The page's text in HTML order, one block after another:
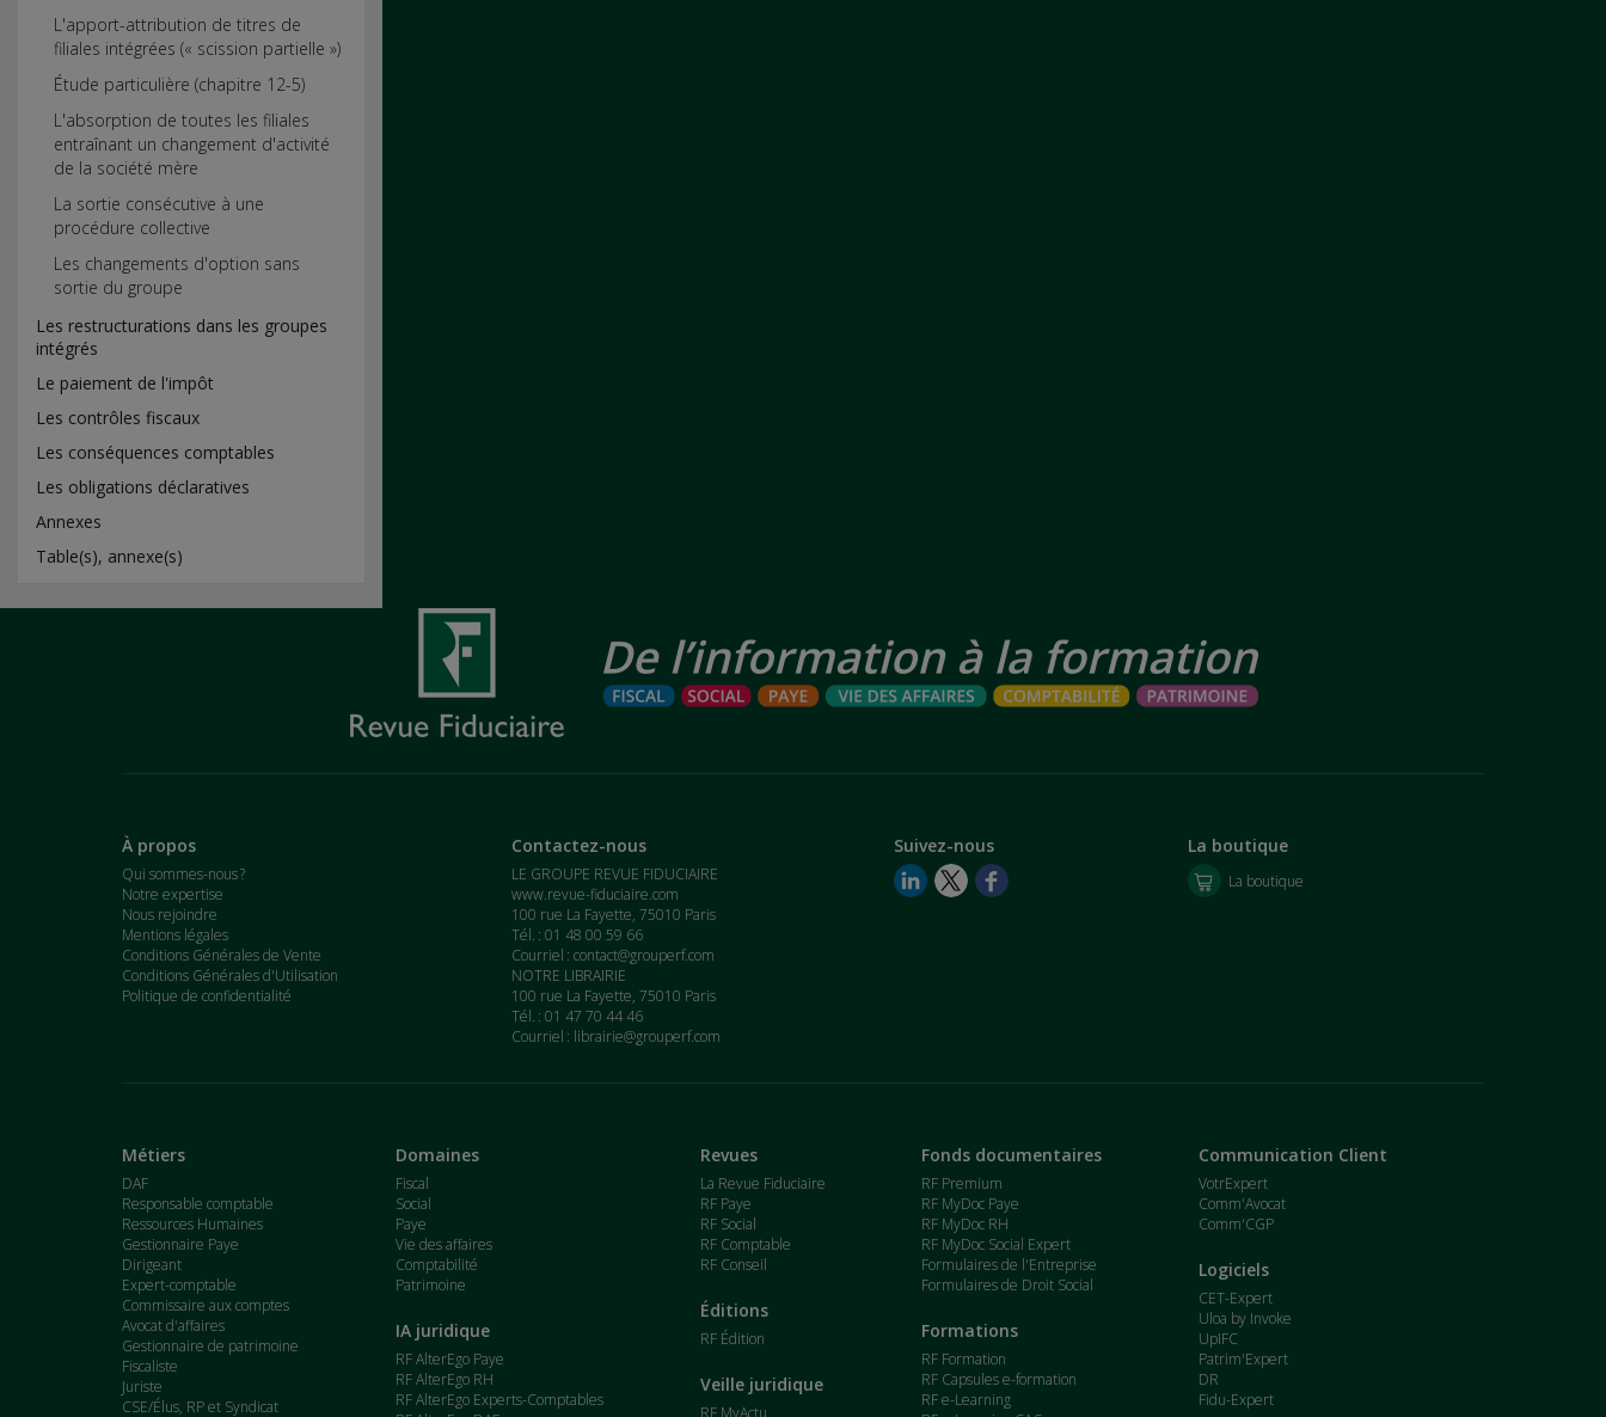
L'apport-attribution de titres de
filiales intégrées (« scission partielle »)
Étude particulière (chapitre 12-5)
L'absorption de toutes les filiales
entraînant un changement d'activité
de la société mère
La sortie consécutive à une
procédure collective
Les changements d'option sans
sortie du groupe
Les restructurations dans les groupes
intégrés
Le paiement de l'impôt
Les contrôles fiscaux
Les conséquences comptables
Les obligations déclaratives
Annexes
Table(s), annexe(s)
À propos
Qui sommes-nous ?
Notre expertise
Nous rejoindre
Mentions légales
Conditions Générales de Vente
Conditions Générales d'Utilisation
Politique de confidentialité
Contactez-nous
LE GROUPE REVUE FIDUCIAIRE
www.revue-fiduciaire.com
100 rue La Fayette, 75010 Paris
Tél. : 01 48 00 59 66
Courriel : contact@grouperf.com
NOTRE LIBRAIRIE
100 rue La Fayette, 75010 Paris
Tél. : 01 47 70 44 46
Courriel : librairie@grouperf.com
Suivez-nous La boutique
La boutique
Métiers
DAF
Responsable comptable
Ressources Humaines
Gestionnaire Paye
Dirigeant
Expert-comptable
Commissaire aux comptes
Avocat d'affaires
Gestionnaire de patrimoine
Fiscaliste
Juriste
CSE/Élus, RP et Syndicat
Domaines
Fiscal
Social
Paye
Vie des affaires
Comptabilité
Patrimoine
IA juridique
RF AlterEgo Paye
RF AlterEgo RH
RF AlterEgo Experts-Comptables
Revues
La Revue Fiduciaire
RF Paye
RF Social
RF Comptable
RF Conseil
Éditions
RF Édition
Veille juridique
RF MyActu
Fonds documentaires
RF Premium
RF MyDoc Paye
RF MyDoc RH
RF MyDoc Social Expert
Formulaires de l'Entreprise
Formulaires de Droit Social
Formations
RF Formation
RF Capsules e-formation
RF e-Learning
Communication Client
VotrExpert
Comm'Avocat
Comm'CGP
Logiciels
CET-Expert
Uloa by Invoke
UpIFC
Patrim'Expert
DR
Fidu-Expert